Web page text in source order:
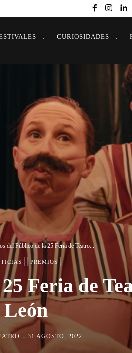
CURIOSIDADES
del Público de la 25 Feria de Teatro...
PREMIOS
Feria de
León
- 31 AGOSTO, 2022